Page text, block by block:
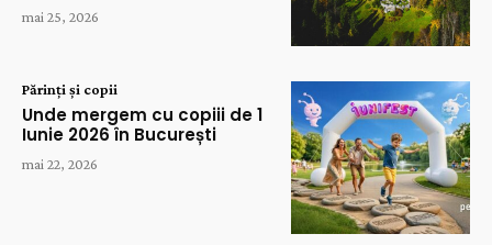
mai 25, 2026
Părinți și copii
Unde mergem cu copiii de 1
Iunie 2026 în București
mai 22, 2026